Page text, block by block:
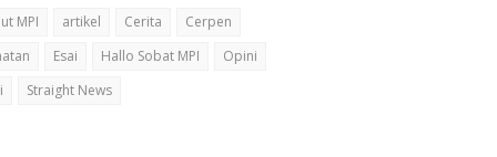
MPI artikel Cerita
Cerpen
Esai Hallo Sobat MPI
Opini
Straight News